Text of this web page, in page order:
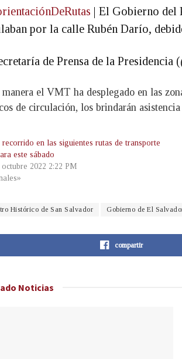
| El Gobierno del
por la calle Rubén Darío,
de Prensa de la Presidencia
el VMT ha desplegado en las
de circulación, los brindarán
en las siguientes rutas de transporte
este sábado
2022 2:22 PM
Histórico de San Salvador Gobierno de El
compartir
Noticias